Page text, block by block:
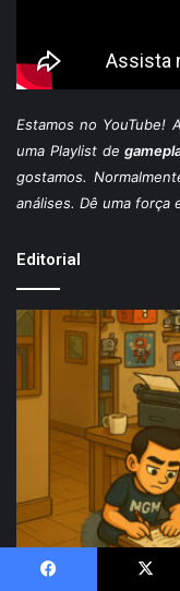
Estamosno YouTube!
uma Playlist de
gostamos.
análises. Dê uma força
Editorial